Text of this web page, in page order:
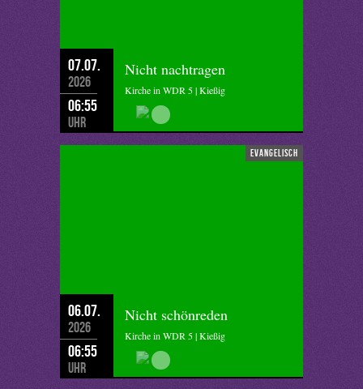
07.07.
2026
06:55
Uhr
Nicht nachtragen
Kirche in WDR 5 | Kießig
evangelisch
06.07.
2026
06:55
Uhr
Nicht schönreden
Kirche in WDR 5 | Kießig